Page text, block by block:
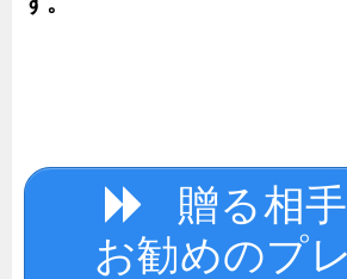
贈る相手
お勧めのプ